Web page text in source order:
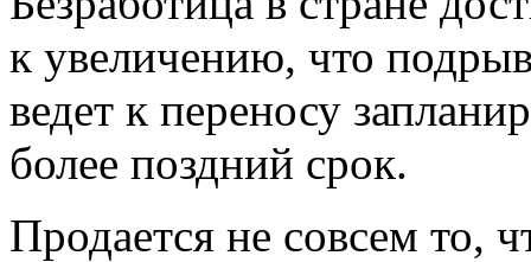
к увеличению, что
ведет к переносу
более поздний срок.
Продается не совсем то,